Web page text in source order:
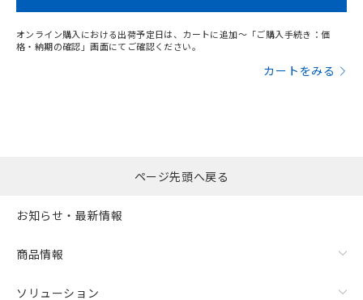
オンライン購入における出荷予定日は、カートに追加～「ご購入手続き：価
格・納期の確認」画面にてご確認ください。
カートをみる
ページ先頭へ戻る
お知らせ・最新情報
商品情報
ソリューション